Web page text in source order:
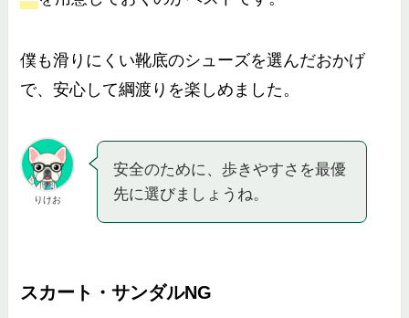
僕も滑りにくい靴底のシューズを選んだおかげ
で、安心して綱渡りを楽しめました。
りけお
安全のために、歩きやすさを最優
先に選びましょうね。
スカート・サンダルNG